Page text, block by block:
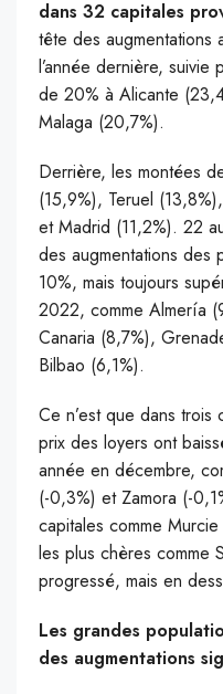
dans 32 capitales
tête des augmentations
l’année dernière, suivie
de 20% à Alicante
Malaga (20,7%).
Derrière, les montées
(15,9%), Teruel
et Madrid (11,2%). 22
des augmentations des
10%, mais toujours
2022, comme Almería
Canaria (8,7%),
Bilbao (6,1%).
Ce n’est que dans trois
prix des loyers ont
année en décembre,
(-0,3%) et Zamora (-
capitales comme
les plus chères comme
progressé, mais en
Les grandes
des augmentations